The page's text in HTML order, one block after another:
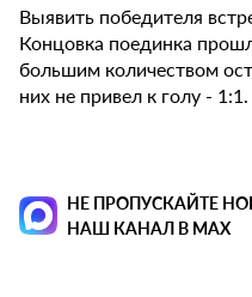
Выявить победителя
Концовка поединка
большим количеством
них не привел к голу - 1:1.
НЕ ПРОПУСКАЙТЕ
НАШ КАНАЛ В MAX